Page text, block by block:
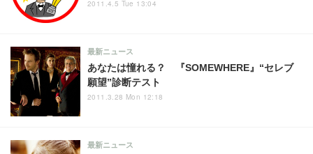
2011.4.5 Tue 13:04
あなたは憧れる？ 『SOMEWHERE』“セレブ
願望”診断テスト
最新ニュース
2011.3.28 Mon 12:18
最新ニュース